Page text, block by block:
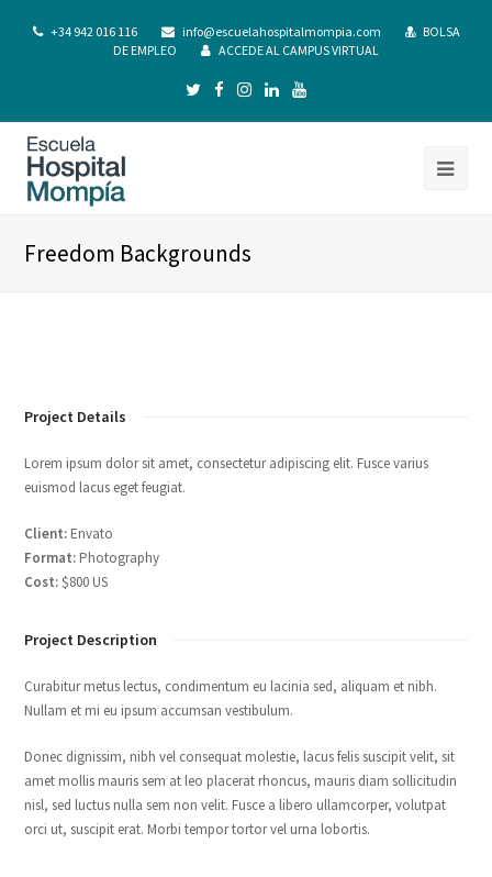
+34 942 016 116 info@escuelahospitalmompia.com
BOLSA
DE EMPLEO
ACCEDE AL CAMPUS VIRTUAL
Freedom Backgrounds
Project Details
Lorem ipsum dolor sit amet, consectetur adipiscing elit. Fusce varius
euismod lacus eget feugiat.
Client: Envato
Format: Photography
Cost:$800 US
Project Description
Curabitur metus lectus, condimentum eu lacinia sed, aliquam et nibh.
Nullam et mi eu ipsum accumsan vestibulum.
Donec dignissim, nibh vel consequat molestie, lacus felis suscipit velit, sit
amet mollis mauris sem at leo placerat rhoncus, mauris diam sollicitudin
nisl, sed luctus nulla sem non velit. Fusce a libero ullamcorper, volutpat
orci ut, suscipit erat. Morbi tempor tortor vel urna lobortis.